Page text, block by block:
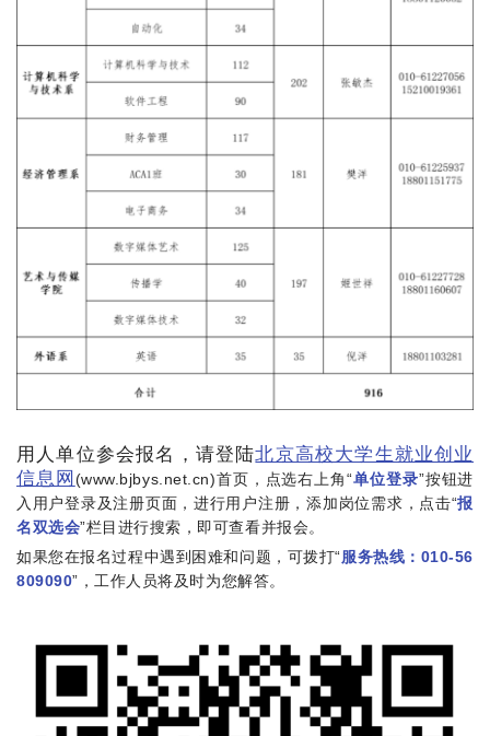
用人单位参会报名，请登陆北京高校大学生就业创业
信息网 (www.bjbys.net.cn)首页，点选右上角“单位登录”按钮进
入用户登录及注册页面，进行用户注册，添加岗位需求，点击“报
名双选会”栏目进行搜索，即可查看并报会。
如果您在报名过程中遇到困难和问题，可拨打“服务热线：010-56
809090”，工作人员将及时为您解答。